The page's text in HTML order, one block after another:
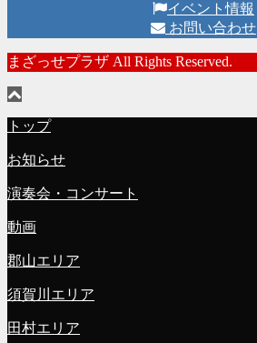
イベント情報
お問い合わせ
まざっせプラザ All Rights Reserved.
トップ
お知らせ
演奏会・コンサート
動画
郡山エリア
須賀川エリア
田村エリア